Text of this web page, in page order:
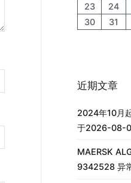
23
24
30
31
近期文章
2024年10月
于2026-08-
MAERSK
9342528 异